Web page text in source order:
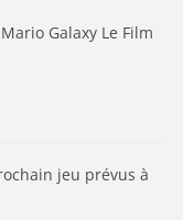
Galaxy Le Film
jeu prévus à